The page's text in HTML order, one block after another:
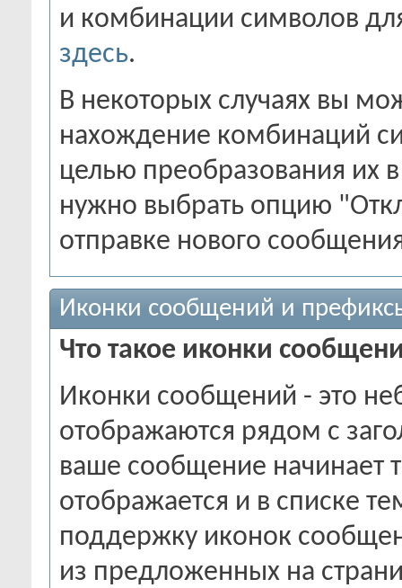
и комбинации символов
здесь.
В некоторых случаях вы
нахождение комбинаций
целью преобразования их
нужно выбрать опцию
отправке нового
Иконки сообщений и
Что такое иконки
Иконки сообщений - это
отображаются рядом с
ваше сообщение начинает
отображается и в списке
поддержку иконок
из предложенных на